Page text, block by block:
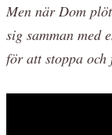
Men när Dom
sig samman med
för att stoppa och